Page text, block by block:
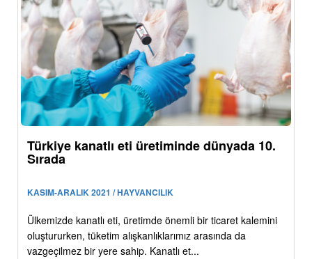
Türkiye kanatlı eti üretiminde dünyada 10.
Sırada
KASIM-ARALIK 2021 / HAYVANCILIK
Ülkemizde kanatlı eti, üretimde önemli bir ticaret kalemini
oluştururken, tüketim alışkanlıklarımız arasında da
vazgeçilmez bir yere sahip. Kanatlı et...